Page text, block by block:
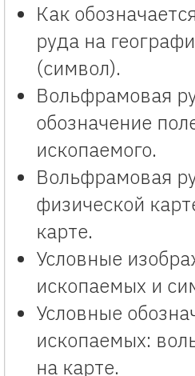
Как
руда на
(символ).
Вольфрамовая
обозначение
ископаемого.
Вольфрамовая
физической
карте.
Условные
ископаемых и
Условные
ископаемых:
на карте.